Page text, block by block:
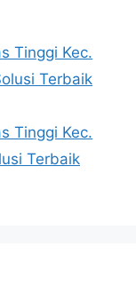
Tinggi Kec.
Terbaik
Tinggi Kec.
Terbaik